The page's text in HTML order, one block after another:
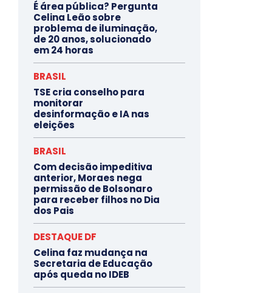
É área pública? Pergunta
Celina Leão sobre
problema de iluminação,
de 20 anos, solucionado
em 24 horas
BRASIL
TSE cria conselho para
monitorar
desinformação e IA nas
eleições
BRASIL
Com decisão impeditiva
anterior, Moraes nega
permissão de Bolsonaro
para receber filhos no Dia
dos Pais
DESTAQUE DF
Celina faz mudança na
Secretaria de Educação
após queda no IDEB